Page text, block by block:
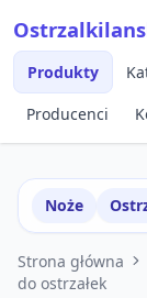
Produkty
Producenci
Noże
Strona główna
do ostrzałek
Szybki